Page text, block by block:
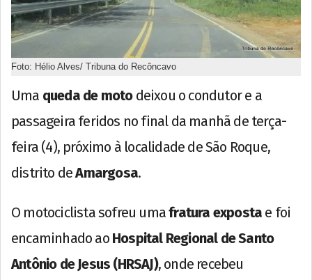
Foto: Hélio Alves/ Tribuna do Recôncavo
Uma queda de motodeixou o condutor e a
passageira feridos no final da manhã de terça-
feira (4), próximo à localidade de São Roque,
distrito deAmargosa.
O motociclista sofreu umafratura exposta e foi
encaminhado ao Hospital Regional de Santo
Antônio de Jesus (HRSAJ), onde recebeu